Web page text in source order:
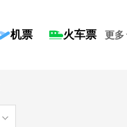
机票 火车票 更多